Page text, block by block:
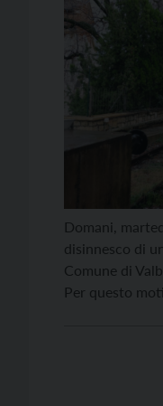
Domani,
disinnesco di
Comune di
Per questo